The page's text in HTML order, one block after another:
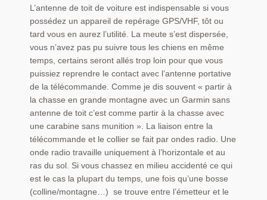
L’antenne de toit de voiture est indispensable si vous
possédez un appareil de repérage GPS/VHF, tôt ou
tard vous en aurez l’utilité. La meute s’est dispersée,
vous n’avez pas pu suivre tous les chiens en même
temps, certains seront allés trop loin pour que vous
puissiez reprendre le contact avec l’antenne portative
de la télécommande. Comme je dis souvent « partir à
la chasse en grande montagne avec un Garmin sans
antenne de toit c’est comme partir à la chasse avec
une carabine sans munition ». La liaison entre la
télécommande et le collier se fait par ondes radio. Une
onde radio travaille uniquement à l’horizontale et au
ras du sol. Si vous chassez en milieu accidenté ce qui
est le cas la plupart du temps, une fois qu’une bosse
(colline/montagne…) se trouve entre l’émetteur et le